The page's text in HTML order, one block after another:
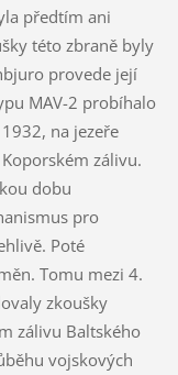
předtím ani
této zbraně byly
provede její
MAV-2 probíhalo
na jezeře
zálivu.
dobu
pro
Poté
Tomu mezi 4.
zkoušky
zálivu Baltského
vojskových